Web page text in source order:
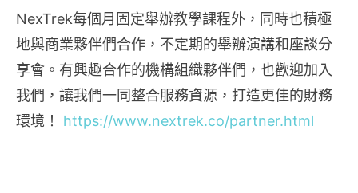
NexTrek每個月固定舉辦教學課程外，同時也積極
地與商業夥伴們合作，不定期的舉辦演講和座談分
享會。有興趣合作的機構組織夥伴們，也歡迎加入
我們，讓我們一同整合服務資源，打造更佳的財務
環境！ https://www.nextrek.co/partner.html